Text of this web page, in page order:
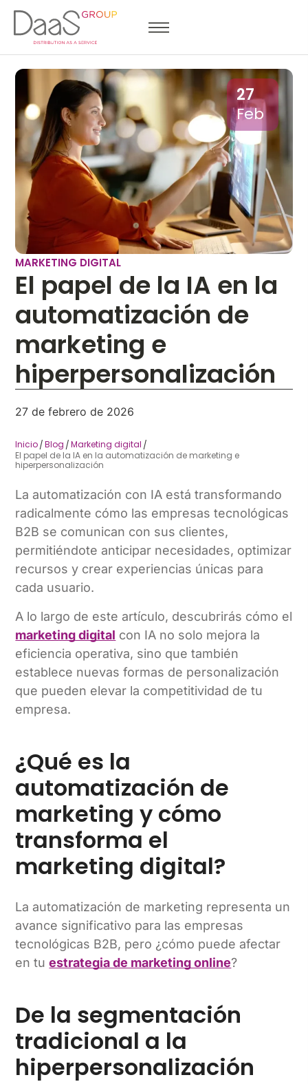
27
Feb
MARKETING DIGITAL
El papel de la IA en la
automatización de
marketing e
hiperpersonalización
27 de febrero de 2026
Inicio/Blog /Marketing digital /
El papel de la IA en la automatización de marketing e
hiperpersonalización
La automatización con IA está transformando
radicalmente cómo las empresas tecnológicas
B2B se comunican con sus clientes,
permitiéndote anticipar necesidades, optimizar
recursos y crear experiencias únicas para
cada usuario.
A lo largo de este artículo, descubrirás cómo el
marketing digital con IA no solo mejora la
eficiencia operativa, sino que también
establece nuevas formas de personalización
que pueden elevar la competitividad de tu
empresa.
¿Qué es la
automatización de
marketing y cómo
transforma el
marketing digital?
La automatización de marketing representa un
avance significativo para las empresas
tecnológicas B2B, pero ¿cómo puede afectar
en tuestrategia de marketing online?
De la segmentación
tradicional a la
hiperpersonalización